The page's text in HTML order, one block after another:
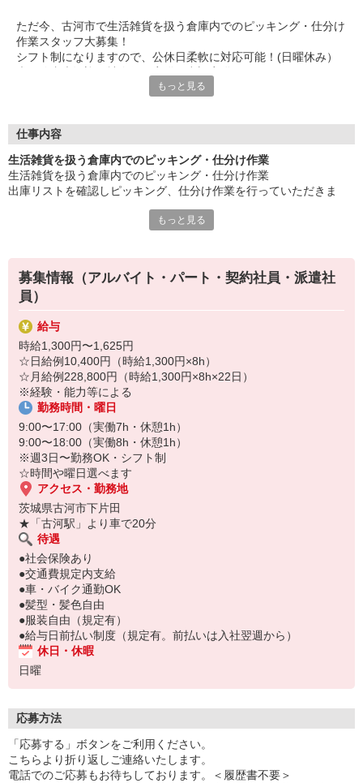
ただ今、古河市で生活雑貨を扱う倉庫内でのピッキング・仕分け
作業スタッフ大募集！
シフト制になりますので、公休日柔軟に対応可能！(日曜休み）
◎18〜60歳までの男女活躍中！
●未経験歓迎
●車・バイク通勤OK
●髪型・髪色自由
他にもいろいろご用意させていただいております。
まずはお気軽にご応募お待ちしております♪
もっと見る
仕事内容
生活雑貨を扱う倉庫内でのピッキング・仕分け作業
生活雑貨を扱う倉庫内でのピッキング・仕分け作業
出庫リストを確認しピッキング、仕分け作業を行っていただきま
もっと見る
募集情報（アルバイト・パート・契約社員・派遣社
員）
給与
時給1,300円〜1,625円
☆日給例10,400円（時給1,300円×8h）
☆月給例228,800円（時給1,300円×8h×22日）
※経験・能力等による
勤務時間・曜日
9:00〜17:00（実働7h・休憩1h）
9:00〜18:00（実働8h・休憩1h）
※週3日〜勤務OK・シフト制
☆時間や曜日選べます
アクセス・勤務地
茨城県古河市下片田
★「古河駅」より車で20分
待遇
●社会保険あり
●交通費規定内支給
●車・バイク通勤OK
●髪型・髪色自由
●服装自由（規定有）
●給与日前払い制度（規定有。前払いは入社翌週から）
休日・休暇
日曜
応募方法
「応募する」ボタンをご利用ください。
こちらより折り返しご連絡いたします。
電話でのご応募もお待ちしております。＜履歴書不要＞